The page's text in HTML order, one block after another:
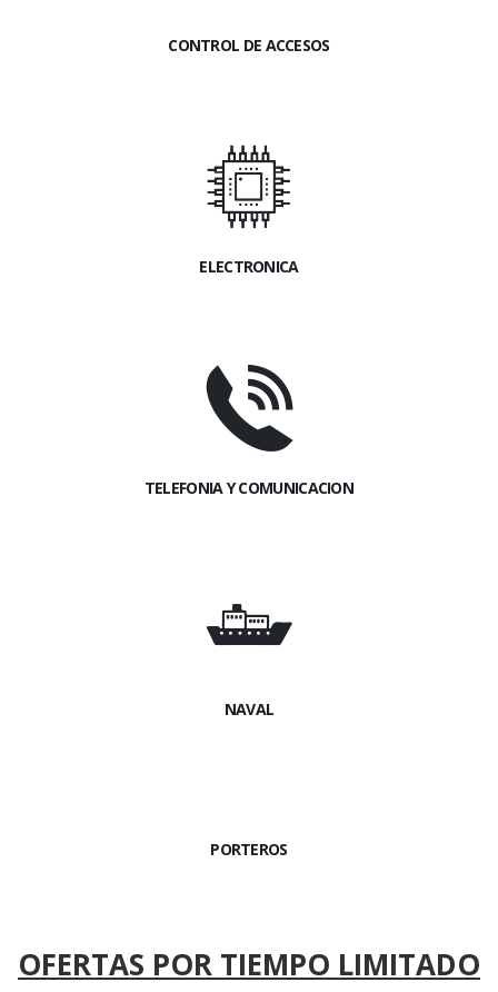
CONTROL DE ACCESOS
ELECTRONICA
TELEFONIA Y COMUNICACION
NAVAL
PORTEROS
OFERTAS POR TIEMPO LIMITADO